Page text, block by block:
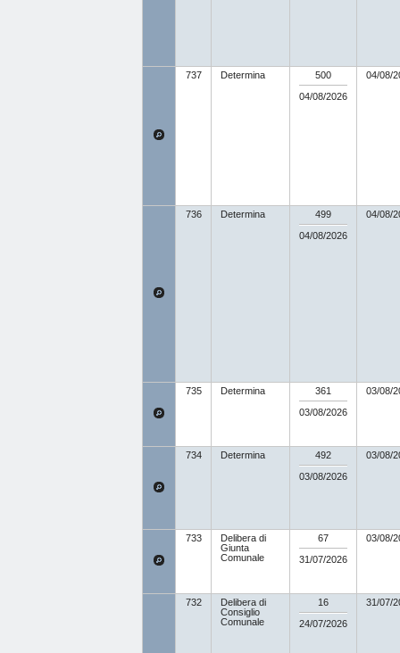
737 Determina
500
04/08/2026
04/08/
736 Determina
499
04/08/2026
04/08/
735 Determina
361
03/08/2026
03/08/
734 Determina
492
03/08/2026
03/08/
733
Delibera di
Giunta
Comunale
67
31/07/2026
03/08/
732
Delibera di
Consiglio
Comunale
16
24/07/2026
31/07/